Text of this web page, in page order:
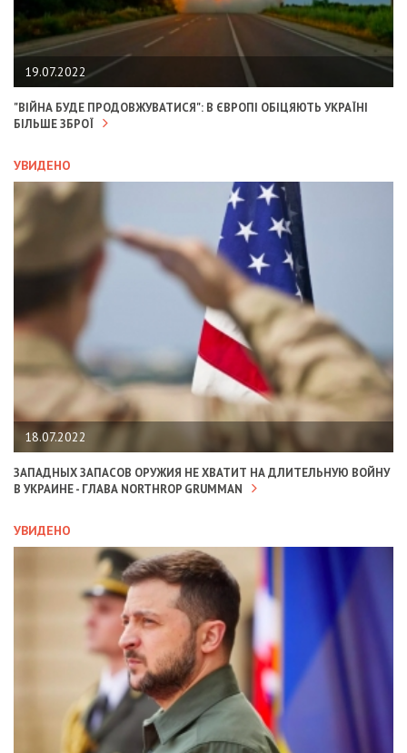
19.07.2022
"ВІЙНА БУДЕ ПРОДОВЖУВАТИСЯ": В ЄВРОПІ ОБІЦЯЮТЬ УКРАЇНІ
БІЛЬШЕ ЗБРОЇ
УВИДЕНО
18.07.2022
ЗАПАДНЫХ ЗАПАСОВ ОРУЖИЯ НЕ ХВАТИТ НА ДЛИТЕЛЬНУЮ ВОЙНУ
В УКРАИНЕ - ГЛАВА NORTHROP GRUMMAN
УВИДЕНО